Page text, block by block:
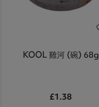
KOOL 雞河 (碗) 68g
£1.38